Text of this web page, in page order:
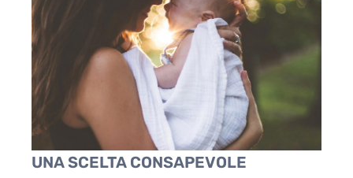
UNA SCELTA CONSAPEVOLE